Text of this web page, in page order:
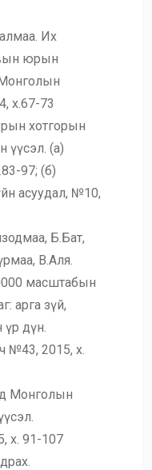
Их
юрын
х.67-73
хотгорын
үүсэл. (a)
97; (б)
асуудал, №10,
Б.Бат,
В.Аля.
масштабын
арга зүй,
дүн.
№43, 2015, х.
Монголын
х. 91-107